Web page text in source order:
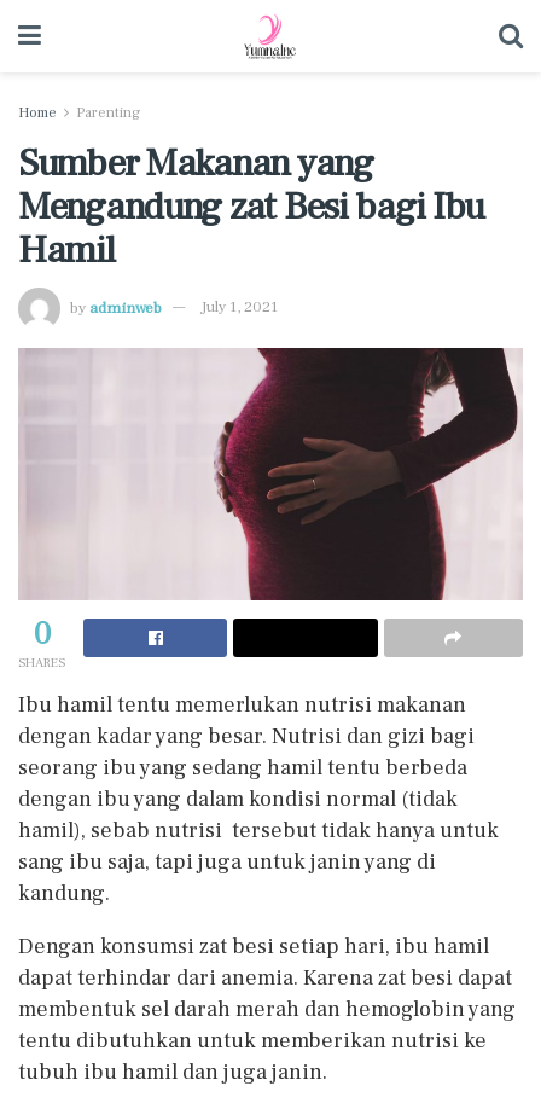
Home Parenting
Sumber Makanan yang
Mengandung zat Besi bagi Ibu
Hamil
by adminweb July 1, 2021
0
SHARES
Ibu hamil tentu memerlukan nutrisi makanan
dengan kadar yang besar. Nutrisi dan gizi bagi
seorang ibu yang sedang hamil tentu berbeda
dengan ibu yang dalam kondisi normal (tidak
hamil), sebab nutrisi tersebut tidak hanya untuk
sang ibu saja, tapi juga untuk janin yang di
kandung.
Dengan konsumsi zat besi setiap hari, ibu hamil
dapat terhindar dari anemia. Karena zat besi dapat
membentuk sel darah merah dan hemoglobin yang
tentu dibutuhkan untuk memberikan nutrisi ke
tubuh ibu hamil dan juga janin.